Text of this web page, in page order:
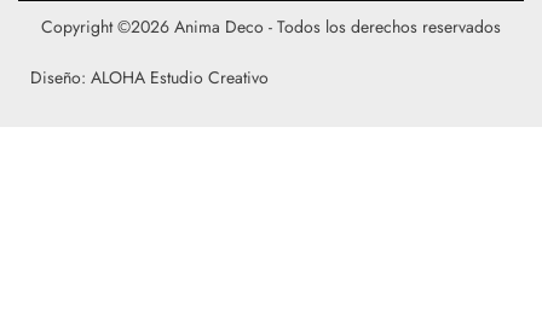
Diseño: ALOHA Estudio Creativo
Copyright ©2026 Anima Deco - Todos los derechos reservados